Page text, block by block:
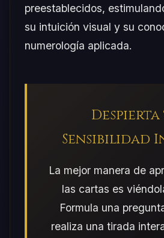
preestablecidos,
su intuición visual y su
numerología aplicada.
Sensibilidad
La mejor manera de
las cartas es
Formula una
realiza una tirada